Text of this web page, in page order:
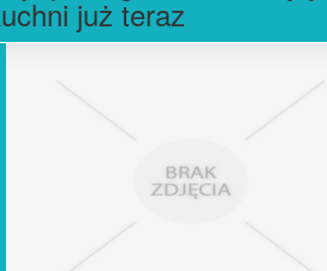
już teraz